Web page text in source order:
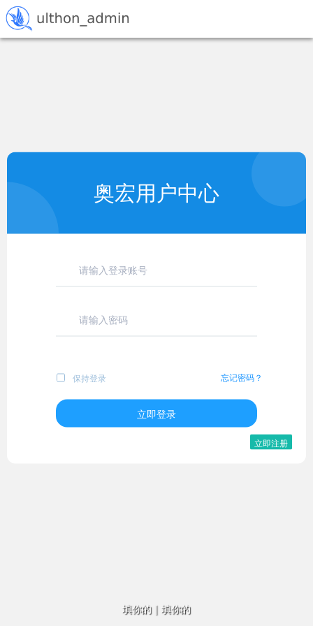
奥宏用户中心
保持登录 忘记密码？
立即登录
立即注册
填你的 | 填你的